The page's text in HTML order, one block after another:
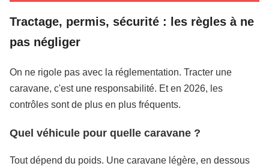
Tractage, permis, sécurité : les règles à ne
pas négliger
On ne rigole pas avec la réglementation. Tracter une
caravane, c'est une responsabilité. Et en 2026, les
contrôles sont de plus en plus fréquents.
Quel véhicule pour quelle caravane ?
Tout dépend du poids. Une caravane légère, en dessous